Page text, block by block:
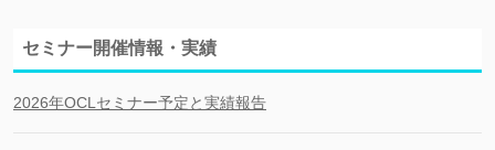
セミナー開催情報・実績
2026年OCLセミナー予定と実績報告